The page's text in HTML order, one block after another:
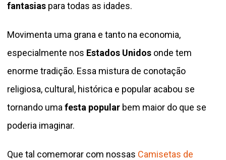
fantasias para todas as idades.
Movimenta uma grana e tanto na economia,
especialmente nos Estados Unidos onde tem
enorme tradição. Essa mistura de conotação
religiosa, cultural, histórica e popular acabou se
tornando umafesta popular bem maior do que se
poderia imaginar.
Que tal comemorar com nossas Camisetas de